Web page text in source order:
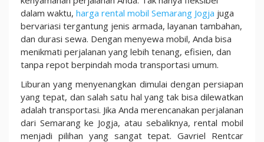
dalam waktu, harga rental mobil Semarang Jogja juga
bervariasi tergantung jenis armada, layanan tambahan,
dan durasi sewa. Dengan menyewa mobil, Anda bisa
menikmati perjalanan yang lebih tenang, efisien, dan
tanpa repot berpindah moda transportasi umum.
Liburan yang menyenangkan dimulai dengan persiapan
yang tepat, dan salah satu hal yang tak bisa dilewatkan
adalah transportasi. Jika Anda merencanakan perjalanan
dari Semarang ke Jogja, atau sebaliknya, rental mobil
menjadi pilihan yang sangat tepat. Gavriel Rentcar